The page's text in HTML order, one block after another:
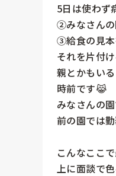
5日は使わず
②みなさんの
③給食の見本
それを片付
親とかもい
時前です😹
みなさんの
前の園では
こんなここ
上に面談で